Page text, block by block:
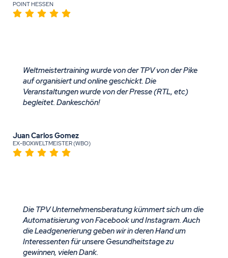
POINT HESSEN
Weltmeistertraining wurde von der TPV von der Pike
auf organisiert und online geschickt. Die
Veranstaltungen wurde von der Presse (RTL, etc)
begleitet. Dankeschön!
Juan Carlos Gomez
EX-BOXWELTMEISTER (WBO)
Die TPV Unternehmensberatung kümmert sich um die
Automatisierung von Facebook und Instagram. Auch
die Leadgenerierung geben wir in deren Hand um
Interessenten für unsere Gesundheitstage zu
gewinnen, vielen Dank.